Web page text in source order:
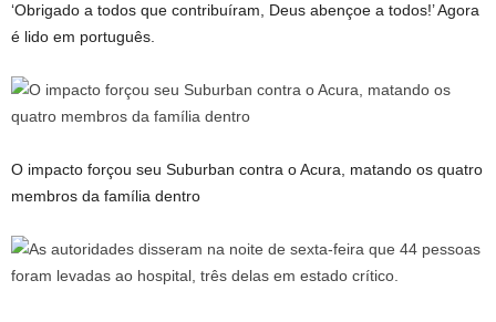
‘Obrigado a todos que contribuíram, Deus abençoe a todos!’ Agora
é lido em português.
O impacto forçou seu Suburban contra o Acura, matando os quatro
membros da família dentro